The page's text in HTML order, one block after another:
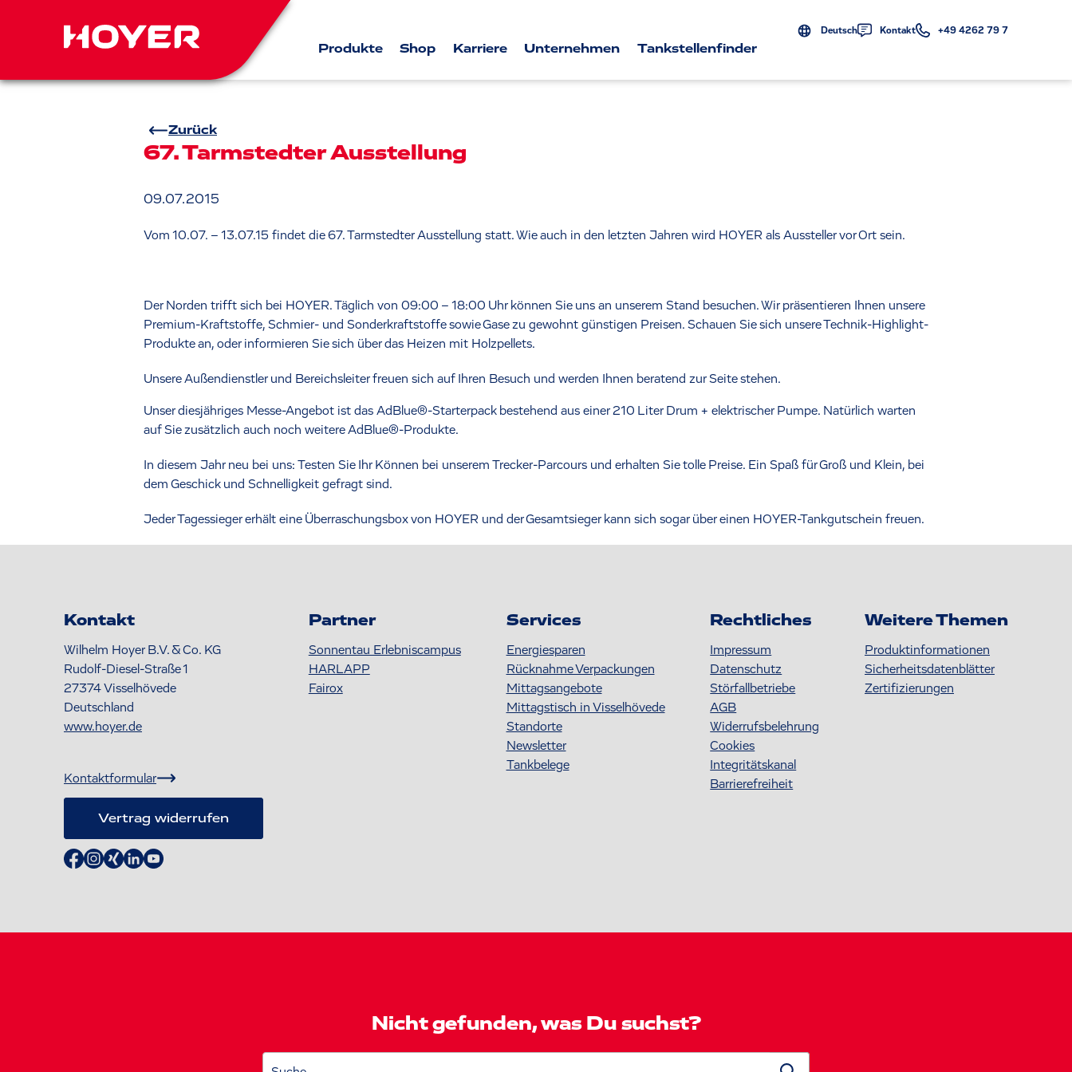
Deutsch Kontakt +49 4262 79 7
Produkte Shop Karriere Unternehmen Tankstellenfinder
Zurück
67. Tarmstedter Ausstellung
09.07.2015
Vom 10.07. – 13.07.15 findet die 67. Tarmstedter Ausstellung statt. Wie auch in den letzten Jahren wird HOYER als Aussteller vor Ort sein.
Der Norden trifft sich bei HOYER. Täglich von 09:00 – 18:00 Uhr können Sie uns an unserem Stand besuchen. Wir präsentieren Ihnen unsere
Premium-Kraftstoffe, Schmier- und Sonderkraftstoffe sowie Gase zu gewohnt günstigen Preisen. Schauen Sie sich unsere Technik-Highlight-
Produkte an, oder informieren Sie sich über das Heizen mit Holzpellets.
Unsere Außendienstler und Bereichsleiter freuen sich auf Ihren Besuch und werden Ihnen beratend zur Seite stehen.
Unser diesjähriges Messe-Angebot ist das AdBlue®-Starterpack bestehend aus einer 210 Liter Drum + elektrischer Pumpe. Natürlich warten
auf Sie zusätzlich auch noch weitere AdBlue®-Produkte.
In diesem Jahr neu bei uns: Testen Sie Ihr Können bei unserem Trecker-Parcours und erhalten Sie tolle Preise. Ein Spaß für Groß und Klein, bei
dem Geschick und Schnelligkeit gefragt sind.
Jeder Tagessieger erhält eine Überraschungsbox von HOYER und der Gesamtsieger kann sich sogar über einen HOYER-Tankgutschein freuen.
Kontakt
Wilhelm Hoyer B.V. & Co. KG
Rudolf-Diesel-Straße 1
27374Visselhövede
Deutschland
www.hoyer.de
Kontaktformular
Vertrag widerrufen
Partner
Sonnentau Erlebniscampus
HARLAPP
Fairox
Services
Energiesparen
Rücknahme Verpackungen
Mittagsangebote
Mittagstisch in Visselhövede
Standorte
Newsletter
Tankbelege
Rechtliches
Impressum
Datenschutz
Störfallbetriebe
AGB
Widerrufsbelehrung
Cookies
Integritätskanal
Barrierefreiheit
Weitere Themen
Produktinformationen
S icherheitsdatenblätter
Zertifizierungen
Nicht gefunden, was Du suchst?